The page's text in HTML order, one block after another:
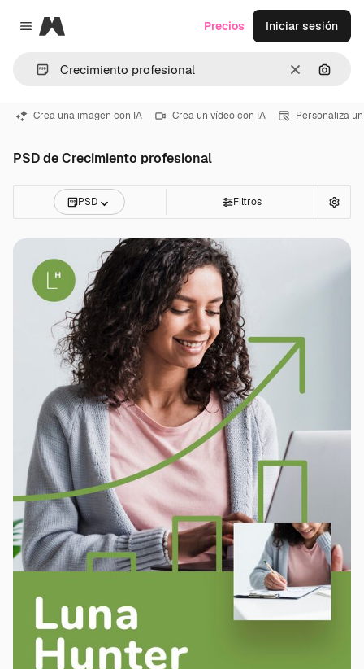
Close menu
Magnific
Borrar
Precios Iniciar sesión
Crea una imagen con IA Crea un vídeo con IA Personaliza
PSD de Crecimiento profesional
PSD Filtros